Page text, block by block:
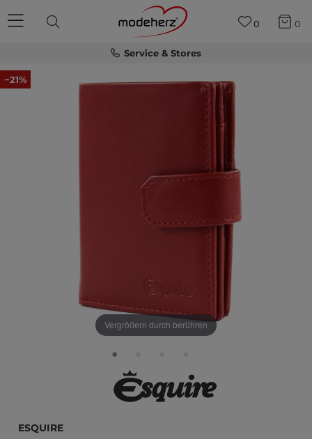
Service & Stores
0 0
−21%
Vergrößern durch berühren
Esquire